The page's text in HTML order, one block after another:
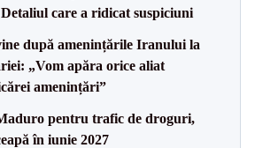
care a ridicat suspiciuni
după amenințările Iranului la
„Vom apăra orice aliat
amenințări”
pentru trafic de droguri,
în iunie 2027